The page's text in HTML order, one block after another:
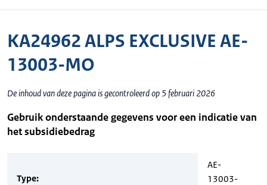
KA24962 ALPS EXCLUSIVE AE-
13003-MO
De inhoud van deze pagina is gecontroleerd op 5 februari 2026
Gebruik onderstaande gegevens voor een indicatie van
het subsidiebedrag
Type:
AE-
13003-